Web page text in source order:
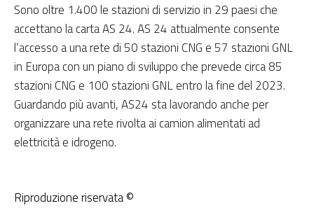
Sono oltre 1.400 le stazioni di servizio in 29 paesi che
accettano la carta AS 24. AS 24 attualmente consente
l’accesso a una rete di 50 stazioni CNG e 57 stazioni GNL
in Europa con un piano di sviluppo che prevede circa 85
stazioni CNG e 100 stazioni GNL entro la fine del 2023.
Guardando più avanti, AS24 sta lavorando anche per
organizzare una rete rivolta ai camion alimentati ad
elettricità e idrogeno.
Riproduzione riservata ©